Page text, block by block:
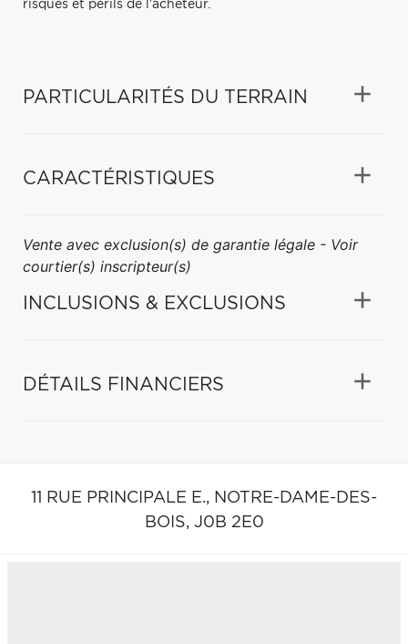
risques et périls de l'acheteur.
PARTICULARITÉS DU TERRAIN
CARACTÉRISTIQUES
Vente avec exclusion(s) de garantie légale - Voir
courtier(s) inscripteur(s)
INCLUSIONS & EXCLUSIONS
DÉTAILS FINANCIERS
11 RUE PRINCIPALE E., NOTRE-DAME-DES-
BOIS, J0B 2E0